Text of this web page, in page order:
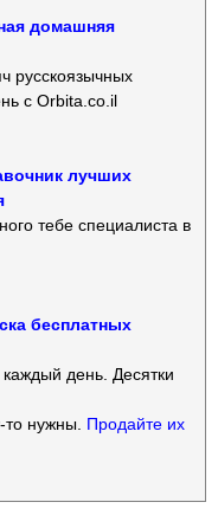
домашняя
русскоязычных
с Orbita.co.il
лучших
тебе специалиста в
бесплатных
день. Десятки
нужны. Продайте их